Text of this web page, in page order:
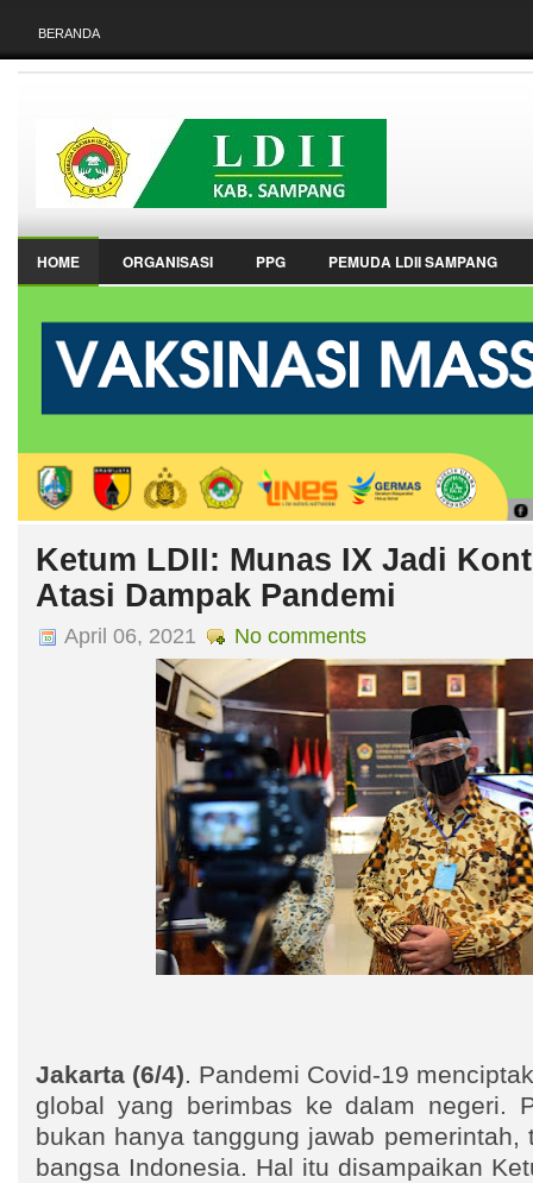
BERANDA
HOME ORGANISASI PPG PEMUDA LDII SAMPANG
Ketum LDII: Munas IX Jadi
Atasi Dampak Pandemi
April 06, 2021 No comments
Jakarta (6/4). Pandemi Covid-19
global yang berimbas ke dalam negeri.
bukan hanya tanggung jawab pemerintah,
bangsa Indonesia. Hal itu disampaikan